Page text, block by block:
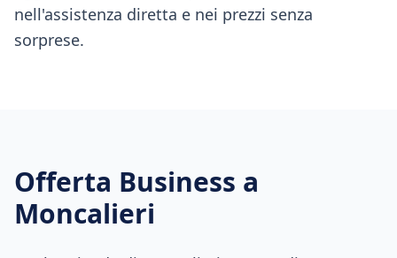
nell'assistenza diretta e nei prezzi senza
sorprese.
Offerta Business a
Moncalieri